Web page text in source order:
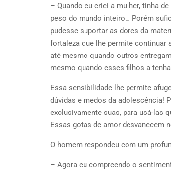
– Quando eu criei a mulher, tinha
peso do mundo inteiro… Porém
pudesse suportar as dores da
fortaleza que lhe permite continuar
até mesmo quando outros
mesmo quando esses filhos a
Essa sensibilidade lhe permite
dúvidas e medos da adolescência!
exclusivamente suas, para usá-las
Essas gotas de amor desvanecem
O homem respondeu com um
– Agora eu compreendo o